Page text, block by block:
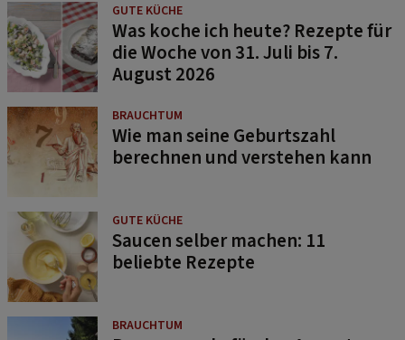
GUTE KÜCHE
Was koche ich heute? Rezepte für
die Woche von 31. Juli bis 7.
August 2026
BRAUCHTUM
Wie man seine Geburtszahl
berechnen und verstehen kann
GUTE KÜCHE
Saucen selber machen: 11
beliebte Rezepte
BRAUCHTUM